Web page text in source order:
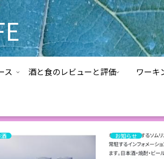
ス 酒と食のレビューと評価 ワーキ
お知らせ